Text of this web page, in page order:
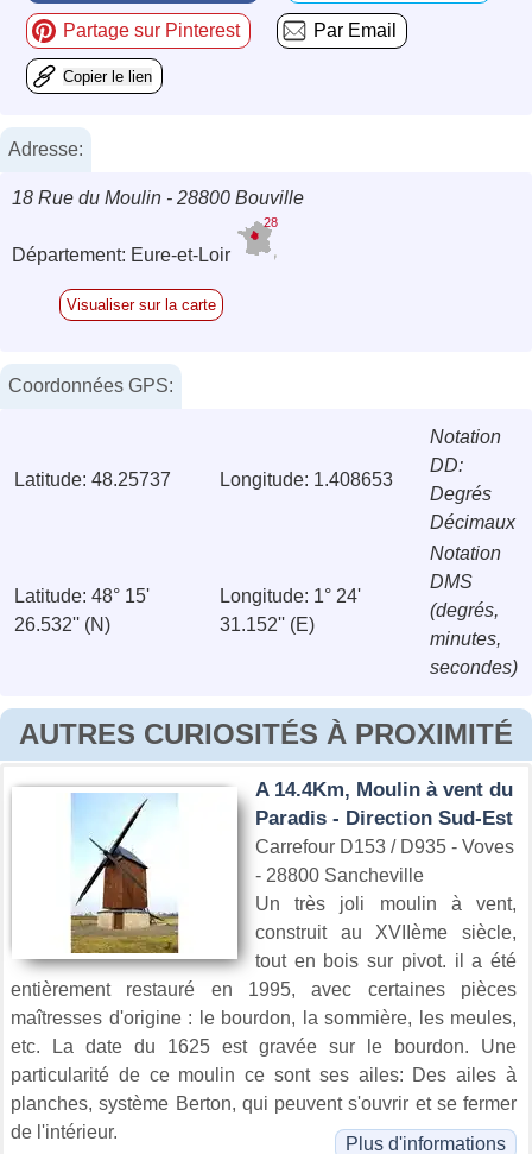
Partage sur Pinterest Par Email
Copier le lien
Adresse:
18 Rue du Moulin - 28800 Bouville
Département: Eure-et-Loir
28
Visualiser sur la carte
Coordonnées GPS:
Latitude: 48.25737 Longitude: 1.408653
Notation
DD:
Degrés
Décimaux
Latitude: 48° 15'
26.532'' (N)
Longitude: 1° 24'
31.152'' (E)
Notation
DMS
(degrés,
minutes,
secondes)
AUTRES CURIOSITÉS À PROXIMITÉ
A 14.4Km, Moulin à vent du
Paradis - Direction Sud-Est
Carrefour D153 / D935 - Voves
- 28800 Sancheville
Un très joli moulin à vent,
construit au XVIIème siècle,
tout en bois sur pivot. il a été
entièrement restauré en 1995, avec certaines pièces
maîtresses d'origine : le bourdon, la sommière, les meules,
etc. La date du 1625 est gravée sur le bourdon. Une
particularité de ce moulin ce sont ses ailes: Des ailes à
planches, système Berton, qui peuvent s'ouvrir et se fermer
de l'intérieur.
Plus d'informations